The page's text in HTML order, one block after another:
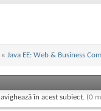
« Java EE: Web & Business
în acest subiect. (0